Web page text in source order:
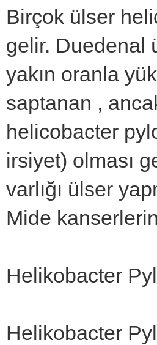
Birçok ülser
gelir. Duedenal
yakın oranla
saptanan ,
helicobacter
irsiyet) olması
varlığı ülser
Mide
Helikobacter
Helikobacter